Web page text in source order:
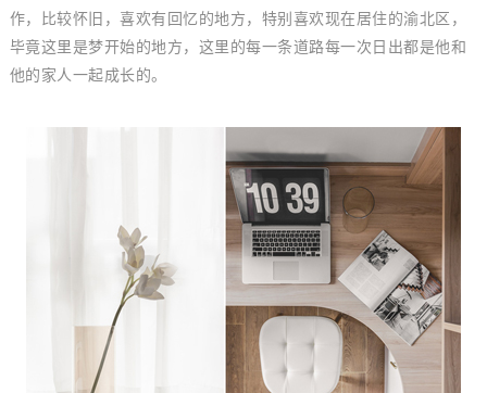
作，比较怀旧，喜欢有回忆的地方，特别喜欢现在居住的渝北区，
毕竟这里是梦开始的地方，这里的每一条道路每一次日出都是他和
他的家人一起成长的。